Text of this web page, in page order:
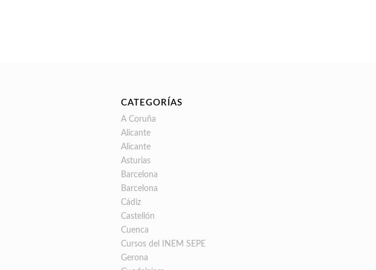
CATEGORÍAS
A Coruña
Alicante
Alicante
Asturias
Barcelona
Barcelona
Cádiz
Castellón
Cuenca
Cursos del INEM SEPE
Gerona